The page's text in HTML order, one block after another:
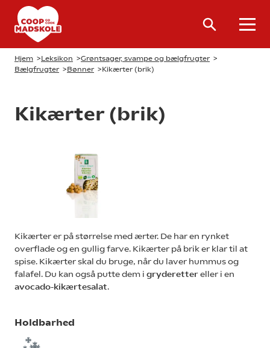
Hjem >Leksikon >Grøntsager, svampe og bælgfrugter >
Bælgfrugter >Bønner >Kikærter (brik)
Kikærter (brik)
Kikærter er på størrelse med ærter. De har en rynket
overflade og en gullig farve. Kikærter på brik er klar til at
spise. Kikærter skal du bruge, når du laver hummus og
falafel. Du kan også putte dem i gryderettereller i en
avocado-kikærtesalat.
Holdbarhed